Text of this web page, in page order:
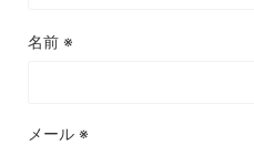
名前 ※
メール ※